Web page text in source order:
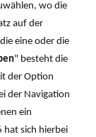
wo die
auf der
eine oder die
" besteht die
der Option
der Navigation
ein
hat sich hierbei